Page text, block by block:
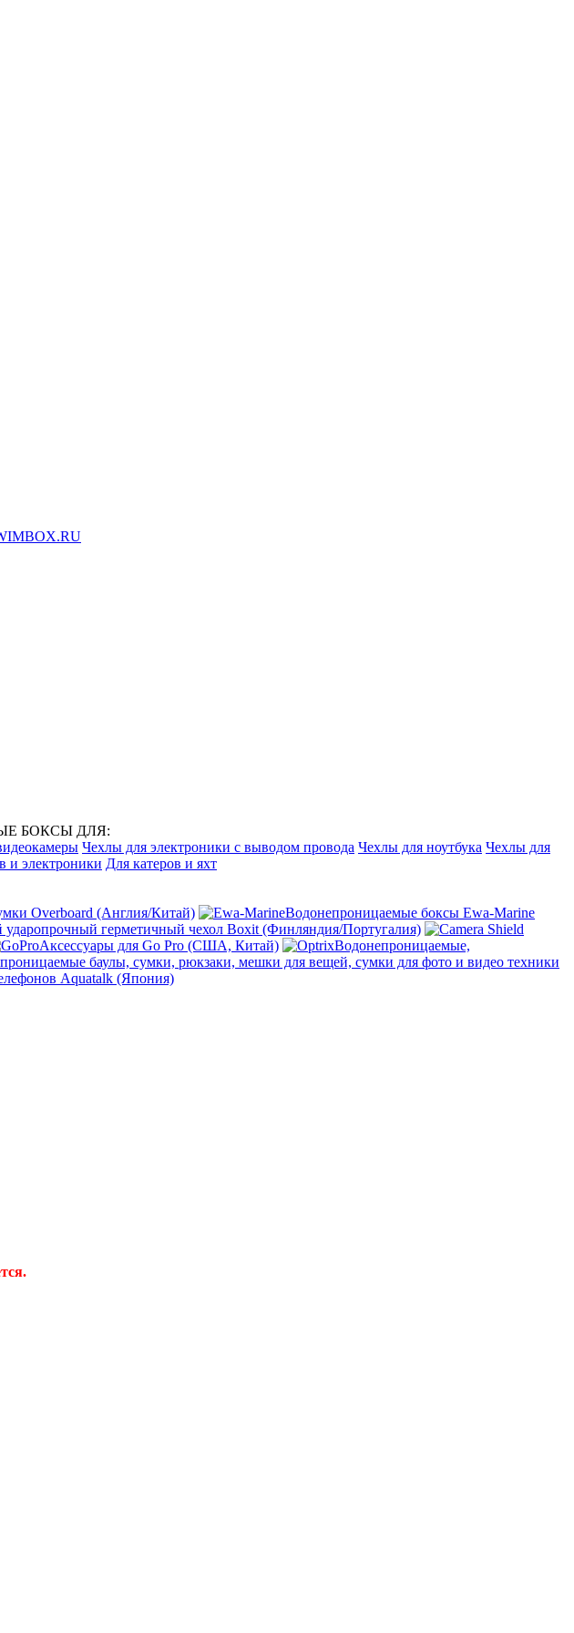
БОКСЫ ДЛЯ:
Чехлы для электроники с выводом провода Чехлы для ноутбука Чехлы для
и электроники Для катеров и яхт
Overboard (Англия/Китай)
Водонепроницаемые боксы Ewa-Marine
ударопрочный герметичный чехол Boxit (Финляндия/Португалия)
Аксессуары для Go Pro (США, Китай)
Водонепроницаемые,
баулы, сумки, рюкзаки, мешки для вещей, сумки для фото и видео техники
Aquatalk (Япония)